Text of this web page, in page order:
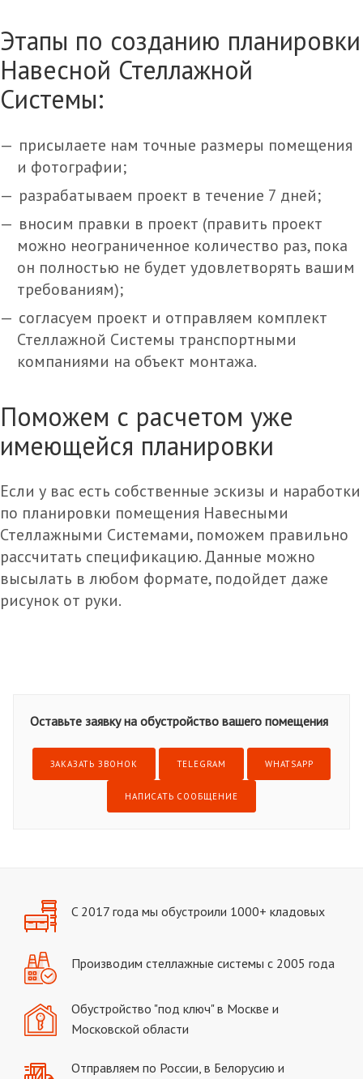
Этапы по созданию планировки
Навесной Стеллажной
Системы:
присылаете нам точные размеры помещения
и фотографии;
разрабатываем проект в течение 7 дней;
вносим правки в проект (править проект
можно неограниченное количество раз, пока
он полностью не будет удовлетворять вашим
требованиям);
согласуем проект и отправляем комплект
Стеллажной Системы транспортными
компаниями на объект монтажа.
Поможем с расчетом уже
имеющейся планировки
Если у вас есть собственные эскизы и наработки
по планировки помещения Навесными
Стеллажными Системами, поможем правильно
рассчитать спецификацию. Данные можно
высылать в любом формате, подойдет даже
рисунок от руки.
Оставьте заявку на обустройство вашего помещения
ЗАКАЗАТЬ ЗВОНОК TELEGRAM WHATSAPP
НАПИСАТЬ СООБЩЕНИЕ
C 2017 года мы обустроили 1000+ кладовых
Производим стеллажные системы с 2005 года
Обустройство "под ключ" в Москве и
Московской области
Отправляем по России, в Белорусию и